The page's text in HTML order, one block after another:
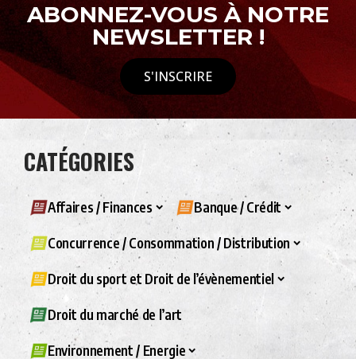
ABONNEZ-VOUS À NOTRE
NEWSLETTER !
S'INSCRIRE
CATÉGORIES
Affaires / Finances Banque / Crédit
Concurrence / Consommation / Distribution
Droit du sport et Droit de l’évènementiel
Droit du marché de l’art
Environnement / Energie